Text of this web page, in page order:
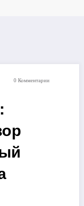
0 Комментарии